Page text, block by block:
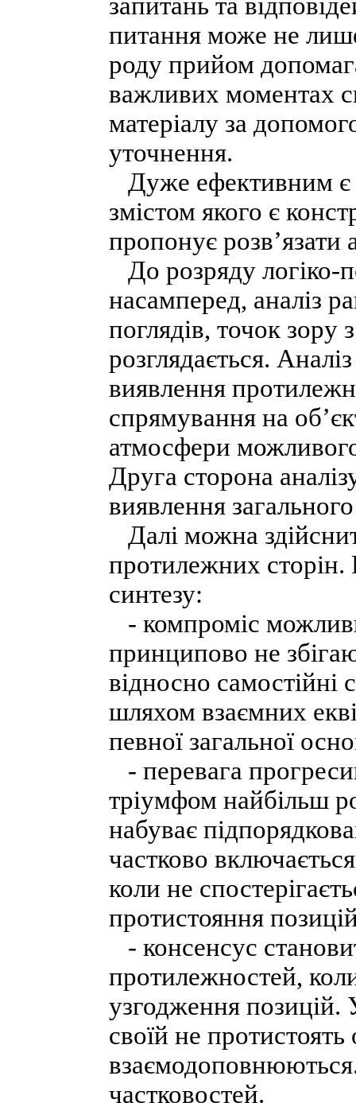
питання може не
роду прийом
важливих моментах
матеріалу за
уточнення.
Дуже ефективним є
змістом якого є
пропонує розв’язати
До розряду логіко-
насамперед, аналіз
поглядів, точок
розглядається.
виявлення
спрямування на
атмосфери можливого
Друга сторона
виявлення
Далі можна
протилежних сторін.
синтезу:
- компроміс
принципово не
відносно самостійні
шляхом взаємних
певної загальної
- перевага
тріумфом найбільш
набуває
частково
коли не
протистояння
- консенсус
протилежностей,
узгодження позицій.
своїй не
частковостей.